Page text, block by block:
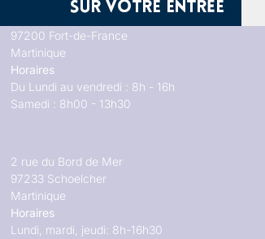
97200 Fort-de-France
Martinique
Horaires
Du Lundi au vendredi : 8h - 16h
Samedi : 8h00 - 13h30
2 rue du Bord de Mer
97233 Schoelcher
Martinique
Horaires
Lundi, mardi, jeudi: 8h-16h30